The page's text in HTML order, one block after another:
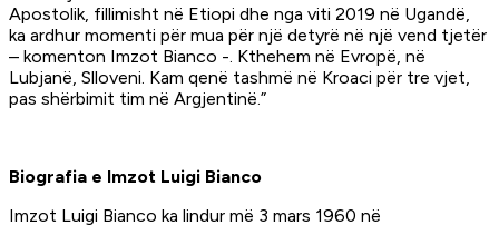
Apostolik, fillimisht në Etiopi dhe nga viti 2019 në Ugandë,
ka ardhur momenti për mua për një detyrë në një vend tjetër
– komenton Imzot Bianco -. Kthehem në Evropë, në
Lubjanë, Slloveni. Kam qenë tashmë në Kroaci për tre vjet,
pas shërbimit tim në Argjentinë.”
Biografia e Imzot Luigi Bianco
Imzot Luigi Bianco ka lindur më 3 mars 1960 në